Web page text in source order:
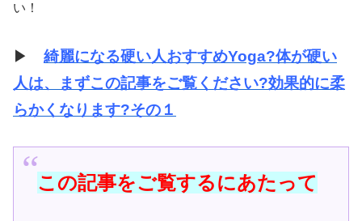
い！
▶ 綺麗になる硬い人おすすめYoga?体が硬い
人は、まずこの記事をご覧ください?効果的に柔
らかくなります?その１
この記事をご覧するにあたって